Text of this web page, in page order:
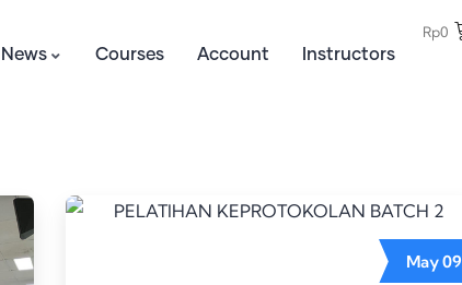
News Courses Account Instructors
Rp0
May09